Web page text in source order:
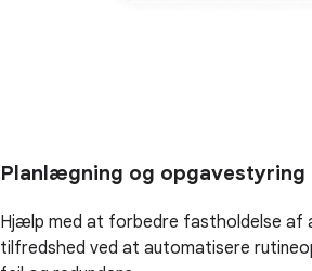
Planlægning og opgavestyring
Hjælp med at forbedre fastholdelse af
tilfredshed ved at automatisere